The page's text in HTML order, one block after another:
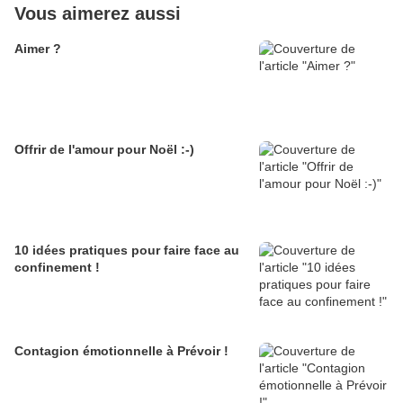
Vous aimerez aussi
Aimer ?
Offrir de l'amour pour Noël :-)
10 idées pratiques pour faire face au
confinement !
Contagion émotionnelle à Prévoir !